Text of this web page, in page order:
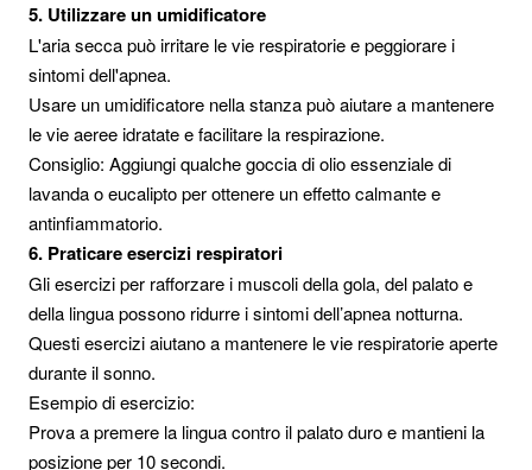
5. Utilizzare un umidificatore
L'aria secca può irritare le vie respiratorie e peggiorare i
sintomi dell'apnea.
Usare un umidificatore nella stanza può aiutare a mantenere
le vie aeree idratate e facilitare la respirazione.
Consiglio: Aggiungi qualche goccia di olio essenziale di
lavanda o eucalipto per ottenere un effetto calmante e
antinfiammatorio.
6. Praticare esercizi respiratori
Gli esercizi per rafforzare i muscoli della gola, del palato e
della lingua possono ridurre i sintomi dell’apnea notturna.
Questi esercizi aiutano a mantenere le vie respiratorie aperte
durante il sonno.
Esempio di esercizio:
Prova a premere la lingua contro il palato duro e mantieni la
posizione per 10 secondi.